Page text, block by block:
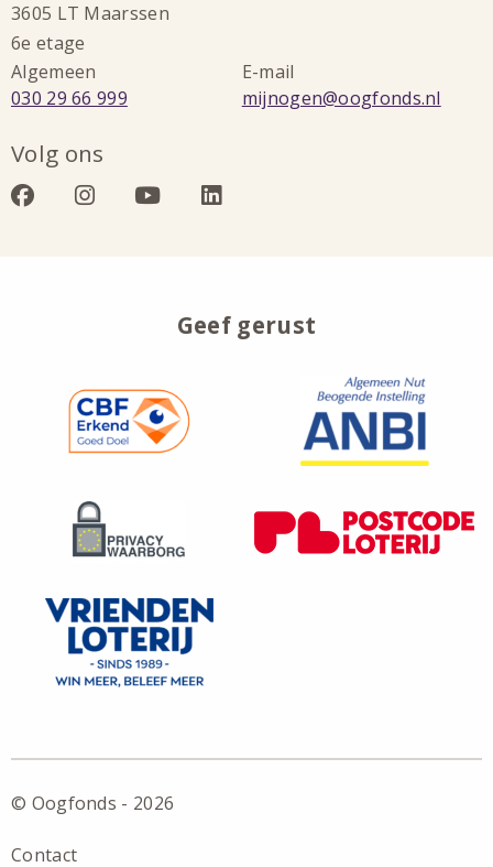
3605 LT Maarssen
6e etage
Algemeen
Bel:
030 29 66 999
E-mail
Stuur
mijnogen@oogfonds.nl
Volg ons
BezoekBezoekBezoekBezoek
Geef gerust
© Oogfonds - 2026
Contact